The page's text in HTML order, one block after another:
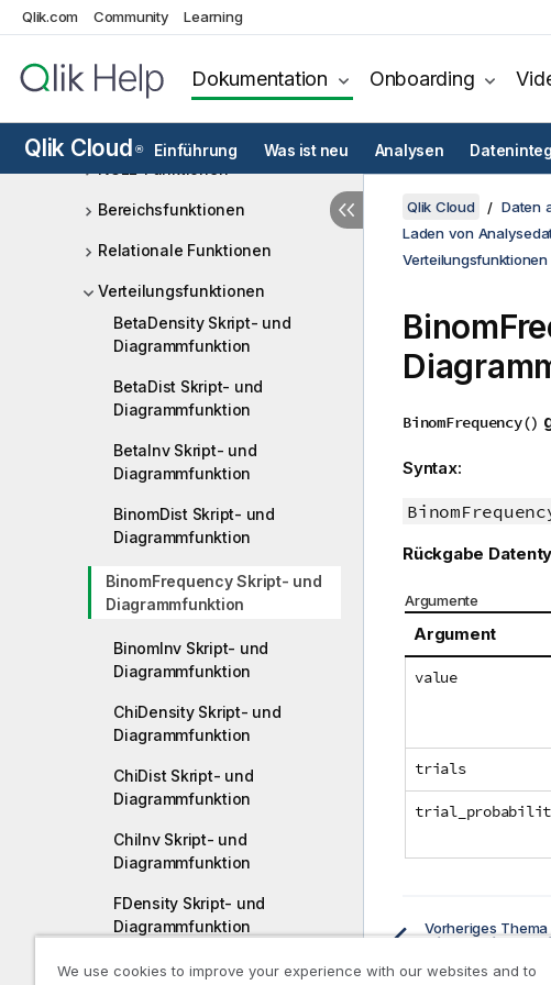
Qlik.com Community Learning
Dokumentation Onboarding
Qlik Cloud ® Einführung Was ist neu Analysen
Mapping-Funktionen
Mathematische Funktionen
Bereichsfunktionen
Relationale Funktionen
Verteilungsfunktionen
BetaDensity Skript- und
Diagrammfunktion
BetaDist Skript- und
Diagrammfunktion
BetaInv Skript- und
Diagrammfunktion
BinomDist Skript- und
Diagrammfunktion
BinomFrequency Skript- und
Diagrammfunktion
BinomInv Skript- und
Diagrammfunktion
ChiDensity Skript- und
Diagrammfunktion
ChiDist Skript- und
Diagrammfunktion
ChiInv Skript- und
Diagrammfunktion
FDensity Skript- und
Diagrammfunktion
FDist Skript- und
Qlik Cloud Daten
Laden von
Verteilungsfunktionen
BinomFrequency()
Syntax:
Rückgabe
Argumente
Argument
value
trials
Vorheriges Thema
We use cookies to improve your experience with our websites and to